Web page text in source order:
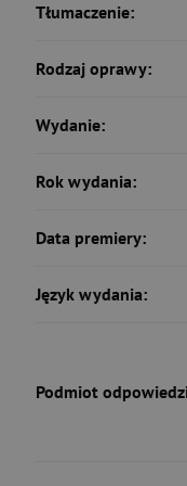
Tłumaczenie:
Rodzaj oprawy:
Wydanie:
Rok wydania:
Data premiery:
Język wydania:
Podmiot